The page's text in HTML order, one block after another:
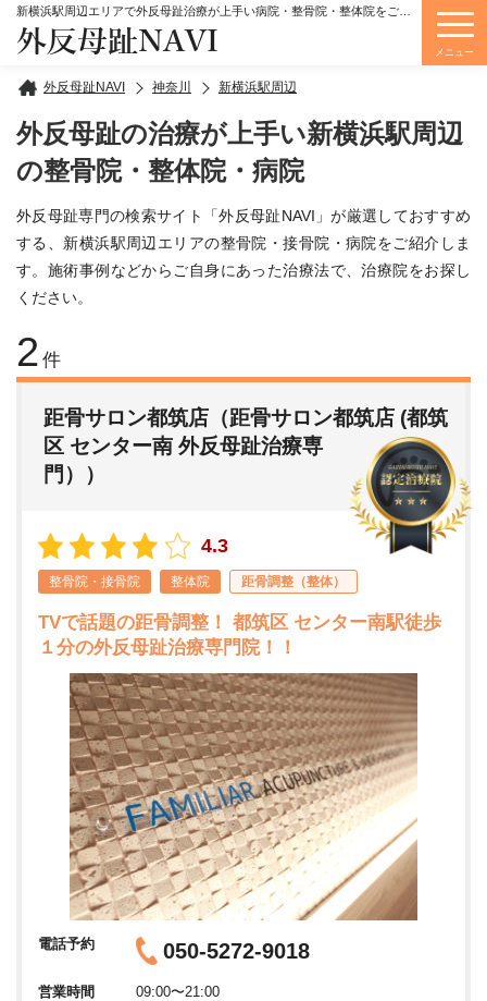
外反母趾NAVI
外反母趾NAVI 神奈川 新横浜駅周辺
外反母趾の治療が上手い新横浜駅周辺
の整骨院・整体院・病院
外反母趾専門の検索サイト「外反母趾NAVI」が厳選しておすすめ
する、新横浜駅周辺エリアの整骨院・接骨院・病院をご紹介しま
す。施術事例などからご自身にあった治療法で、治療院をお探し
ください。
2 件
距骨サロン都筑店（距骨サロン都筑店 (都筑
区 センター南 外反母趾治療専
門））
4.3
整骨院・接骨院 整体院 距骨調整（整体）
TVで話題の距骨調整！ 都筑区 センター南駅徒歩
１分の外反母趾治療専門院！！
電話予約 050-5272-9018
営業時間
09:00〜21:00
メニュー